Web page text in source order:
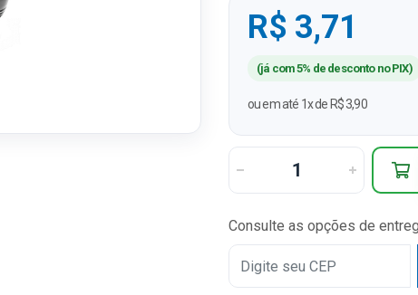
R$ 3,71
(já com 5% de desconto no PIX)
ou em até 1x de R$ 3,90
Consulte as opções de